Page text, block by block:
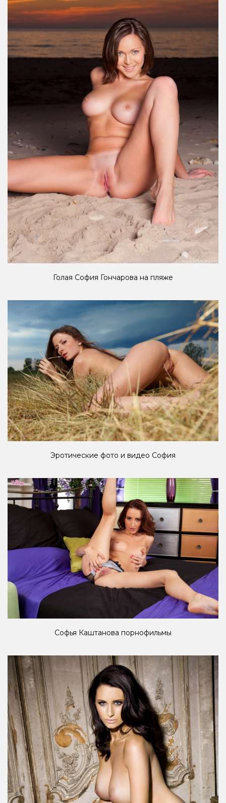
Голая София Гончарова на пляже
Эротические фото и видео София
Софья Каштанова порнофильмы